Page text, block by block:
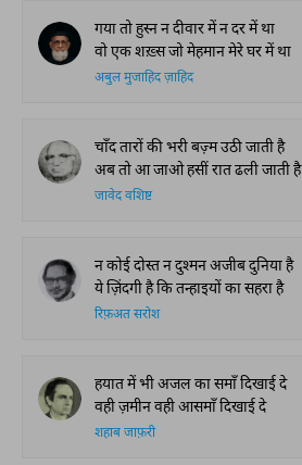
गया तो हुस्न न दीवार में न दर में था
वो एक शख़्स जो मेहमान मेरे घर में था
अबुल मुजाहिद ज़ाहिद
चाँद तारों की भरी बज़्म उठी जाती है
अब तो आ जाओ हसीं रात ढली जाती है
जावेद वशिष्ट
न कोई दोस्त न दुश्मन अजीब दुनिया है
ये ज़िंदगी है कि तन्हाइयों का सहरा है
रिफ़अत सरोश
हयात में भी अजल का समाँ दिखाई दे
वही ज़मीन वही आसमाँ दिखाई दे
शहाब जाफ़री